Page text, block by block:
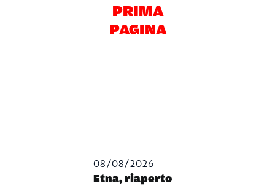
PRIMA
PAGINA
08/08/2026
Etna, riaperto